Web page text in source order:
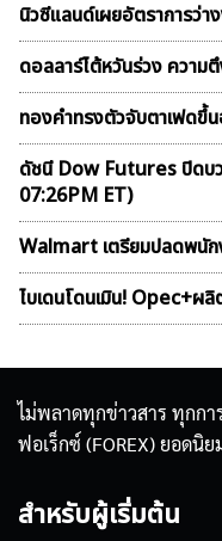
นิวซีแลนด์เผยอัตราการว่า
ดอลลาร์ไต้หวันร่วง ความ
ทองคำทรงตัวจับตาเฟดขึ้
ดัชนี Dow Futures ปิด
07:26PM ET)
Walmart เตรียมปลดพนั
ไบเดนโดนเมิน! Opec+ผ
ไม่พลาดทุกข่าวสาร ทุกกา
ฟอเร็กซ์ (FOREX) ยอดนิ
สำหรับผู้เริ่มต้น